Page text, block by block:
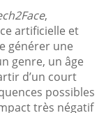
,
artificielle et
générer une
genre, un âge
d’un court
possibles
très négatif